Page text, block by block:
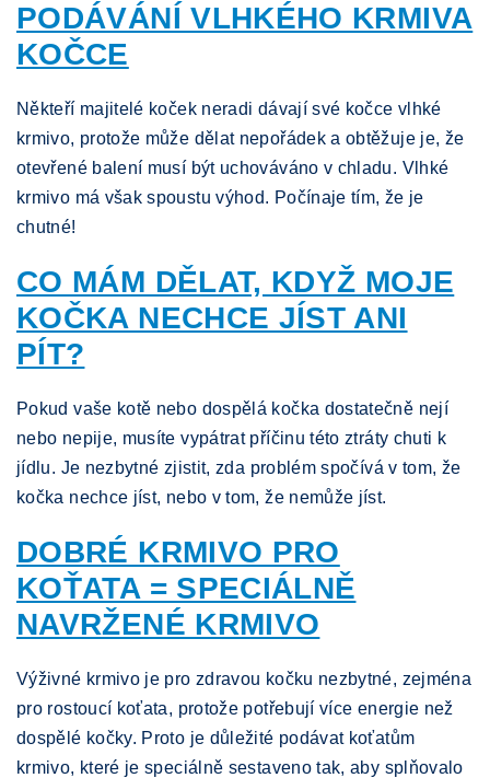
PODÁVÁNÍ VLHKÉHO KRMIVA
KOČCE
Někteří majitelé koček neradi dávají své kočce vlhké
krmivo, protože může dělat nepořádek a obtěžuje je, že
otevřené balení musí být uchováváno v chladu. Vlhké
krmivo má však spoustu výhod. Počínaje tím, že je
chutné!
CO MÁM DĚLAT, KDYŽ MOJE
KOČKA NECHCE JÍST ANI
PÍT?
Pokud vaše kotě nebo dospělá kočka dostatečně nejí
nebo nepije, musíte vypátrat příčinu této ztráty chuti k
jídlu. Je nezbytné zjistit, zda problém spočívá v tom, že
kočka nechce jíst, nebo v tom, že nemůže jíst.
DOBRÉ KRMIVO PRO
KOŤATA = SPECIÁLNĚ
NAVRŽENÉ KRMIVO
Výživné krmivo je pro zdravou kočku nezbytné, zejména
pro rostoucí koťata, protože potřebují více energie než
dospělé kočky. Proto je důležité podávat koťatům
krmivo, které je speciálně sestaveno tak, aby splňovalo